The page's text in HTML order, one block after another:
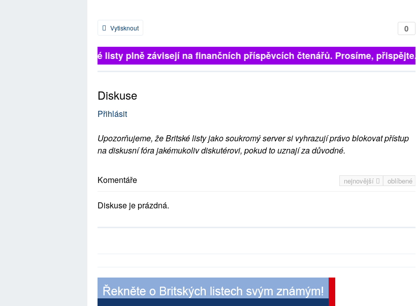
0
Vytisknout
Britské listy plně závisejí na finančních příspěvcích čtenářů. Prosíme, přispějte. ➥
Diskuse
Přihlásit
Upozorňujeme, že Britské listy jako soukromý server si vyhrazují právo blokovat přístup
na diskusní fóra jakémukoliv diskutérovi, pokud to uznají za důvodné.
nejnovější oblíbené
Komentáře
Diskuse je prázdná.